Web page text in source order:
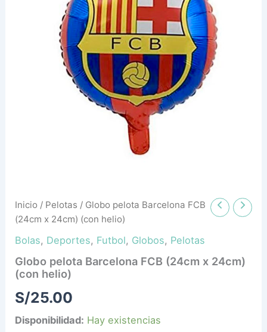
Inicio / Pelotas / Globo pelota Barcelona FCB
(24cm x 24cm) (con helio)
Bolas, Deportes, Futbol, Globos, Pelotas
Globo pelota Barcelona FCB (24cm x 24cm)
(con helio)
S/25.00
Disponibilidad: Hay existencias